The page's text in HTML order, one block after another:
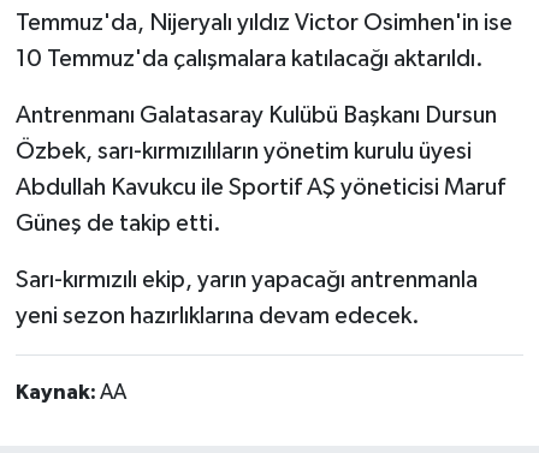
Temmuz'da, Nijeryalı yıldız Victor Osimhen'in ise
10 Temmuz'da çalışmalara katılacağı aktarıldı.
Antrenmanı Galatasaray Kulübü Başkanı Dursun
Özbek, sarı-kırmızılıların yönetim kurulu üyesi
Abdullah Kavukcu ile Sportif AŞ yöneticisi Maruf
Güneş de takip etti.
Sarı-kırmızılı ekip, yarın yapacağı antrenmanla
yeni sezon hazırlıklarına devam edecek.
Kaynak: AA